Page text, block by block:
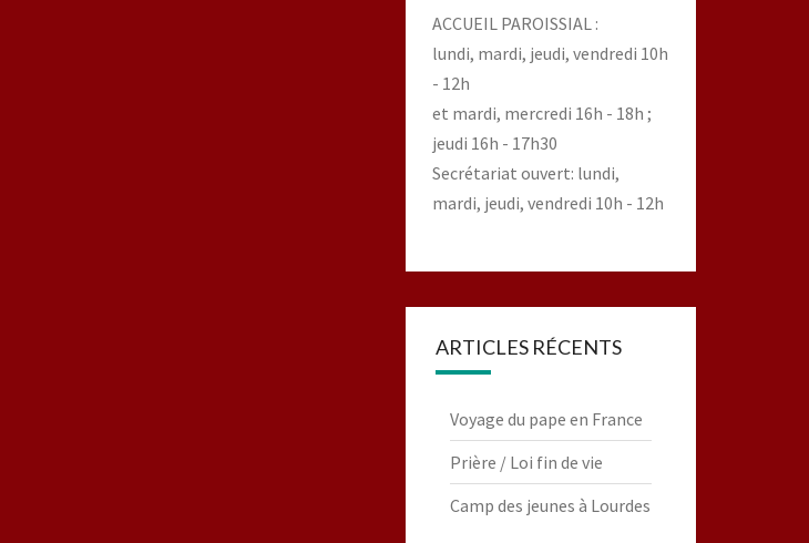
ACCUEIL PAROISSIAL :
lundi, mardi, jeudi, vendredi 10h
- 12h
et mardi, mercredi 16h - 18h ;
jeudi 16h - 17h30
Secrétariat ouvert: lundi,
mardi, jeudi, vendredi 10h - 12h
ARTICLES RÉCENTS
Voyage du pape en France
Prière / Loi fin de vie
Camp des jeunes à Lourdes